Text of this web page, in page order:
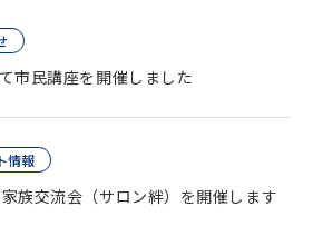
市民講座を開催しました
情報
族交流会（サロン絆）を開催します